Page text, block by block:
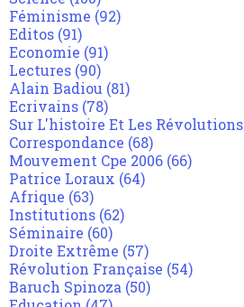
Féminisme (92)
Editos (91)
Economie (91)
Lectures (90)
Alain Badiou (81)
Ecrivains (78)
Sur L'histoire Et Les Révolutions
Correspondance (68)
Mouvement Cpe 2006 (66)
Patrice Loraux (64)
Afrique (63)
Institutions (62)
Séminaire (60)
Droite Extrême (57)
Révolution Française (54)
Baruch Spinoza (50)